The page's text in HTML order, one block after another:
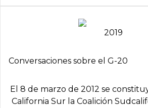
2019
Conversaciones sobre el G-20
El 8 de marzo de 2012 se
California Sur la Coalición